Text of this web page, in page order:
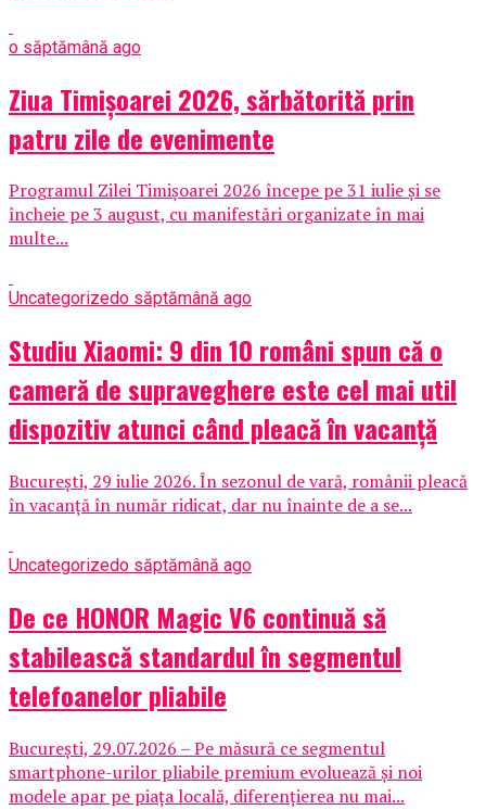
o săptămână ago
Ziua Timișoarei 2026, sărbătorită prin
patru zile de evenimente
Programul Zilei Timișoarei 2026 începe pe 31 iulie și se
încheie pe 3 august, cu manifestări organizate în mai
multe...
Uncategorizedo săptămână ago
Studiu Xiaomi: 9 din 10 români spun că o
cameră de supraveghere este cel mai util
dispozitiv atunci când pleacă în vacanță
București, 29 iulie 2026. În sezonul de vară, românii pleacă
în vacanță în număr ridicat, dar nu înainte de a se...
Uncategorizedo săptămână ago
De ce HONOR Magic V6 continuă să
stabilească standardul în segmentul
telefoanelor pliabile
București, 29.07.2026 – Pe măsură ce segmentul
smartphone-urilor pliabile premium evoluează și noi
modele apar pe piața locală, diferențierea nu mai...